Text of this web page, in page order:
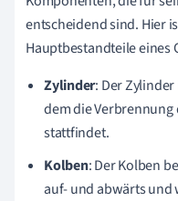
entscheidend sind. Hier
Hauptbestandteile eines
Zylinder: Der
dem die
stattfindet.
Kolben: Der Kolben
auf- und abwärts und